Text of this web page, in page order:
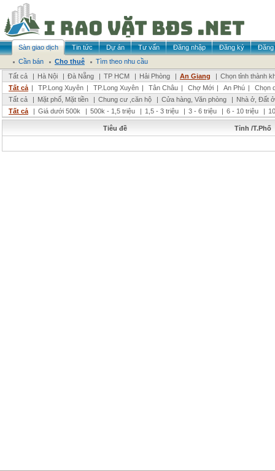
Sàn giao dịch Tin tức Dự án Tư vấn Đăng nhập Đăng ký
Đăng
Cần bán
Cho thuê
Tìm theo nhu cầu
Tất cả
| Hà Nội | Đà Nẵng | TP HCM | Hải Phòng | An Giang | Chọn tỉnh thành
Tất cả | TP.Long Xuyên | TP.Long Xuyên | Tân Châu | Chợ Mới | An Phú |
Chọn
Tất cả
| Mặt phố, Mặt tiền | Chung cư ,căn hộ | Cửa hàng, Văn phòng | Nhà ở, Đất ở
Tất cả
| Giá dưới 500k | 500k - 1,5 triệu | 1,5 - 3 triệu | 3 - 6 triệu | 6 - 10 triệu |
Tiêu đề Tỉnh /T.Phố